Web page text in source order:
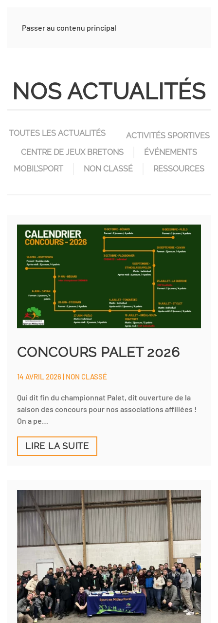
Passer au contenu principal
NOS ACTUALITÉS
TOUTES LES ACTUALITÉS
ACTIVITÉS SPORTIVES
CENTRE DE JEUX BRETONS
ÉVÉNEMENTS
MOBIL’SPORT
NON CLASSÉ RESSOURCES
CONCOURS PALET 2026
14 AVRIL 2026 | NON CLASSÉ
Qui dit fin du championnat Palet, dit ouverture de la
saison des concours pour nos associations affiliées !
On a pe…
LIRE LA SUITE